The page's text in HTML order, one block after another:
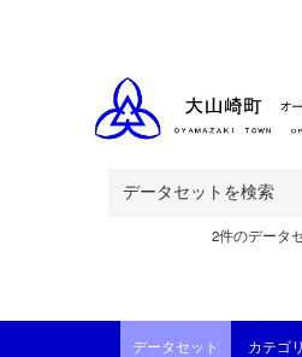
2件のデータ
データセット カテゴ